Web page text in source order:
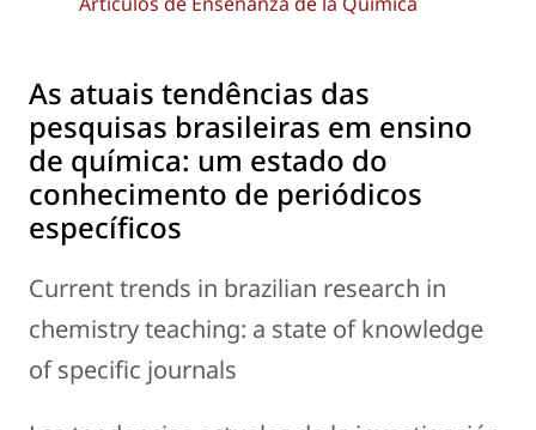
As atuais tendências das
pesquisas brasileiras em ensino
de química: um estado do
conhecimento de periódicos
específicos
Current trends in brazilian research in
chemistry teaching: a state of knowledge
of specific journals